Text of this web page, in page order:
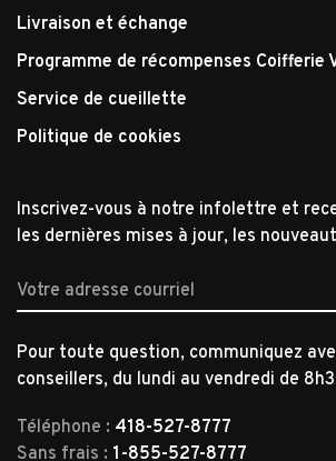
Livraison et échange
Programme de récompenses Coifferie
Service de cueillette
Politique de cookies
Inscrivez-vous à notre infolettre et
les dernières mises à jour, les
Pour toute question, communiquez
conseillers, du lundi au vendredi de
Téléphone : 418-527-8777
Sans frais : 1-855-527-8777